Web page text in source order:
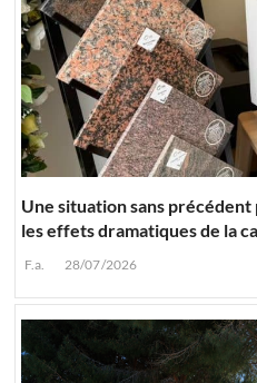
Une situation sans
les effets dramatiques de la
F.a. 28/07/2026